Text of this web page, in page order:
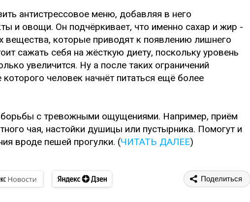
антистрессовое меню, добавляя в него
и овощи. Он подчёркивает, что именно сахар и жир -
вещества, которые приводят к появлению лишнего
сажать себя на жёсткую диету, поскольку уровень
увеличится. Ну а после таких ограничений
человек начнёт питаться ещё более
с тревожными ощущениями. Например, приём
чая, настойки душицы или пустырника. Помогут и
вроде пешей прогулки. (ЧИТАТЬ ДАЛЕЕ)
Поделиться